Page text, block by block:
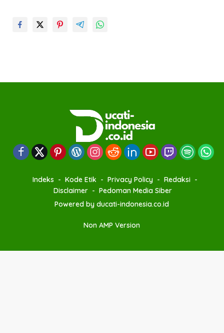
Indeks Kode Etik Privacy Policy
Redaksi
Disclaimer
Pedoman Media Siber
Powered by ducati-indonesia.co.id
Non AMP Version